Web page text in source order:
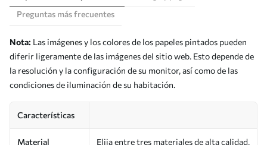
Preguntas más frecuentes
Nota: Las imágenes y los colores de los papeles pintados pueden
diferir ligeramente de las imágenes del sitio web. Esto depende de
la resolución y la configuración de su monitor, así como de las
condiciones de iluminación de su habitación.
Características
Material
Elija entre tres materiales de alta calidad,